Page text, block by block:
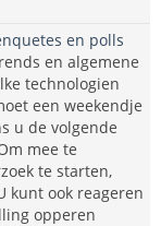
en polls
en algemene
technologien
een weekendje
u de volgende
mee te
te starten,
kunt ook reageren
opperen